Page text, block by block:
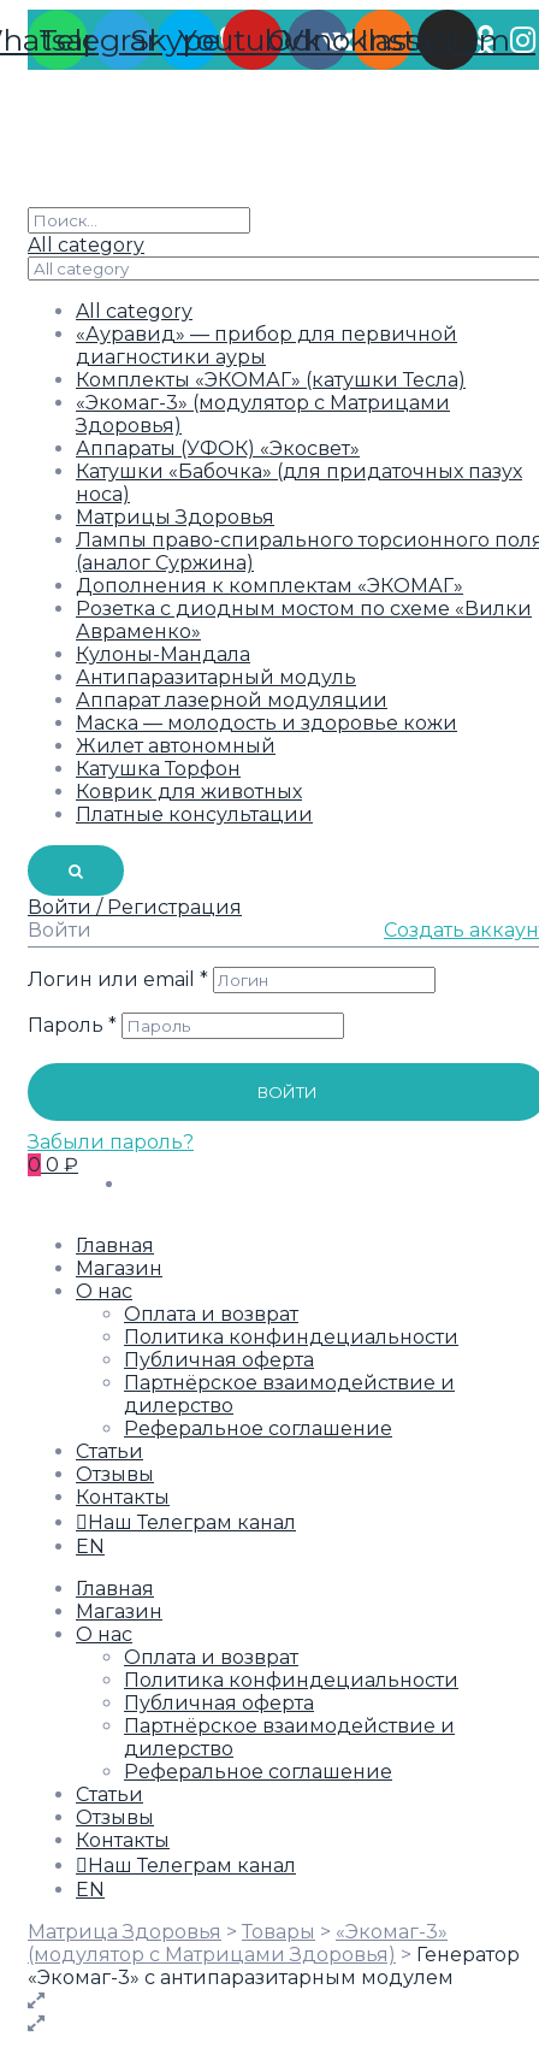
TelegramSkypeYoutubeVk
Odnoklassniki
Instagram
All category
All category
«Ауравид» — прибор для первичной
диагностики ауры
Комплекты «ЭКОМАГ» (катушки Тесла)
«Экомаг-3» (модулятор с Матрицами
Здоровья)
Аппараты (УФОК) «Экосвет»
Катушки «Бабочка» (для придаточных пазух
носа)
Матрицы Здоровья
Лампы право-спирального торсионного
(аналог Суржина)
Дополнения к комплектам «ЭКОМАГ»
Розетка с диодным мостом по схеме «Вилки
Авраменко»
Кулоны-Мандала
Антипаразитарный модуль
Аппарат лазерной модуляции
Маска — молодость и здоровье кожи
Жилет автономный
Катушка Торфон
Коврик для животных
Платные консультации
Войти / Регистрация
Войти
Создать
Логин или email *
Пароль *
ВОЙТИ
Забыли пароль?
0 0 ₽
Главная
Магазин
О нас
Оплата и возврат
Политика конфиндециальности
Публичная оферта
Партнёрское взаимодействие и
дилерство
Реферальное соглашение
Статьи
Отзывы
Контакты
Наш Телеграм канал
EN
Главная
Магазин
О нас
Оплата и возврат
Политика конфиндециальности
Публичная оферта
Партнёрское взаимодействие и
дилерство
Реферальное соглашение
Статьи
Отзывы
Контакты
Наш Телеграм канал
EN
Матрица Здоровья > Товары > «Экомаг-3»
(модулятор с Матрицами Здоровья) > Генератор
«Экомаг-3» с антипаразитарным модулем